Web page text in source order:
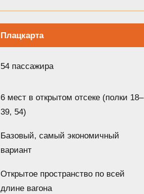
Плацкарта
54 пассажира
6 мест в открытом отсеке (полки 18–
39, 54)
Базовый, самый экономичный
вариант
Открытое пространство по всей
длине вагона